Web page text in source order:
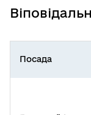
Посада